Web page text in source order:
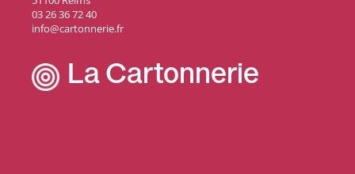
03 26 36 72 40
info@cartonnerie.fr
La Cartonnerie